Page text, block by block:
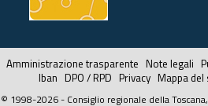
Amministrazione trasparente Note legali
Iban DPO / RPD Privacy Mappa del
© 1998-2026 - Consiglio regionale della